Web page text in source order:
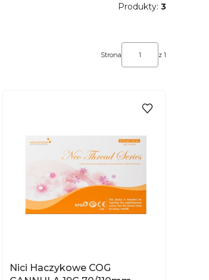
Produkty: 3
Strona z 1
Nici Haczykowe COG